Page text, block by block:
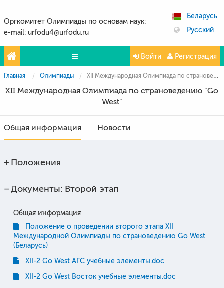
Оргкомитет Олимпиады по основам наук:
e-mail: urfodu4@urfodu.ru
Беларусь
Русский
Олимпиады
Партнёры
Войти Регистрация
Главная Олимпиады XII Международная Олимпиада по страноведению "Go West"
XII Международная Олимпиада по страноведению "Go
West"
Общая информация Новости
Положения
Документы: Второй этап
Общая информация
Положение о проведении второго этапа XII
Международной Олимпиады по страноведению Go West
(Беларусь)
XII-2 Go West АГС учебные элементы.doc
XII-2 Go West Восток учебные элементы.doc